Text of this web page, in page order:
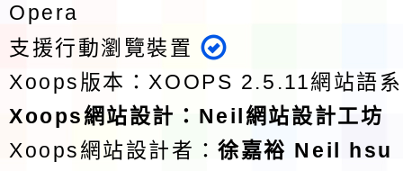
Opera
支援行動瀏覽裝置
Xoops版本：XOOPS 2.5.11網站語
Xoops網站設計 ： Neil網站設計工坊
Xoops網站設計者：徐嘉裕 Neil hsu